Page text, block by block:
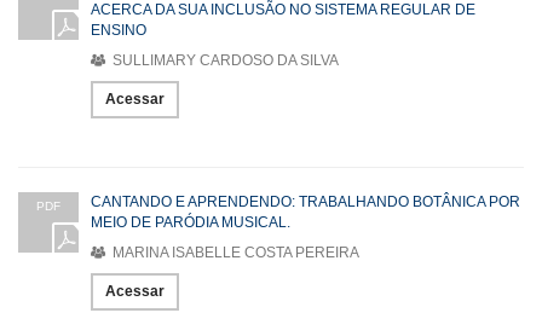
ACERCA DA SUA INCLUSÃO NO SISTEMA REGULAR DE
ENSINO
SULLIMARY CARDOSO DA SILVA
Acessar
PDF
CANTANDO E APRENDENDO: TRABALHANDO BOTÂNICA POR
MEIO DE PARÓDIA MUSICAL.
MARINA ISABELLE COSTA PEREIRA
Acessar